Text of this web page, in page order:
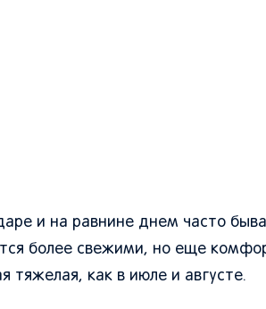
и на равнине днем часто
более свежими, но еще
тяжелая, как в июле и августе.